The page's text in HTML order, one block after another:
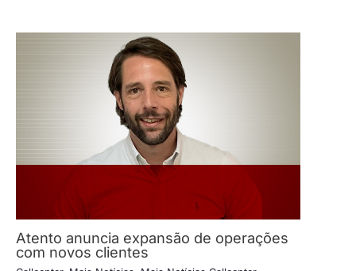
Atento anuncia expansão de operações
com novos clientes